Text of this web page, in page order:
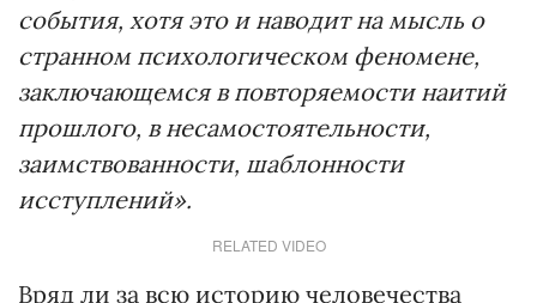
события, хотя это и наводит на мысль о
странном психологическом феномене,
заключающемся в повторяемости наитий
прошлого, в несамостоятельности,
заимствованности, шаблонности
исступлений».
RELATED VIDEO
Вряд ли за всю историю человечества